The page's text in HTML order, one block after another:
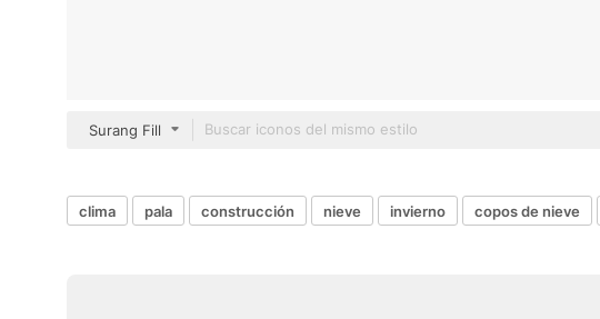
Surang Fill
clima pala construcción nieve invierno copos de nieve